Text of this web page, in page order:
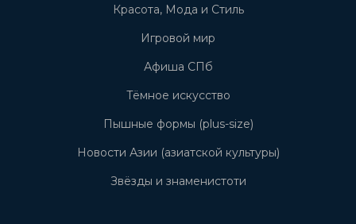
Красота, Мода и Стиль
Игровой мир
Афиша СПб
Тёмное искусство
Пышные формы (plus-size)
Новости Азии (азиатской культуры)
Звёзды и знаменистоти